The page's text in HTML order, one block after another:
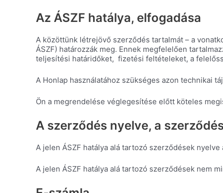
Az ÁSZF hatálya, elfogadása
A közöttünk létrejövő szerződés tartalmát – a
ÁSZF) határozzák meg. Ennek megfelelően
teljesítési határidőket, fizetési feltételeket, a
A Honlap használatához szükséges azon technikai
Ön a megrendelése véglegesítése előtt köteles
A szerződés nyelve, a
A jelen ÁSZF hatálya alá tartozó szerződések nyelve
A jelen ÁSZF hatálya alá tartozó szerződések nem